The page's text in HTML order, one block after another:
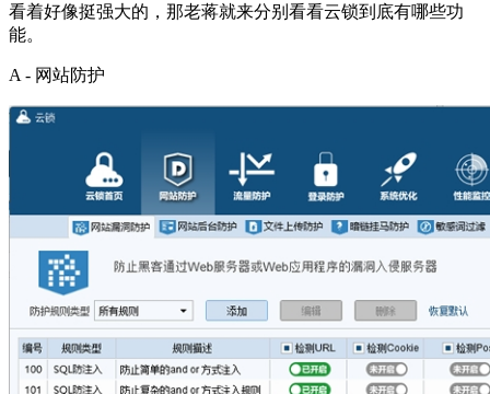
看着好像挺强大的，那老蒋就来分别看看云锁到底有哪些功
能。
A - 网站防护